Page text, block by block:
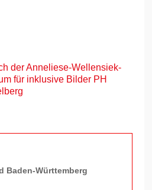
der Anneliese-Wellensiek-
für inklusive Bilder PH
Baden-Württemberg